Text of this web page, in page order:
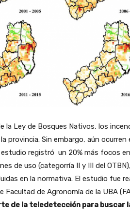
la Ley de Bosques Nativos, los
provincia. Sin embargo, aún ocurren
registró un 20% más focos
de uso (categorría II y III del
en la normativa. El estudio fue
Facultad de Agronomía de la UBA
de la teledetección para buscar